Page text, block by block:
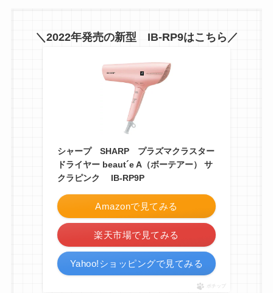
＼2022年発売の新型 IB-RP9はこちら／
シャープ SHARP プラズマクラスター
ドライヤー beaut´e A（ボーテアー） サ
クラピンク IB-RP9P
Amazonで見てみる
楽天市場で見てみる
Yahoo!ショッピングで見てみる
ポチップ